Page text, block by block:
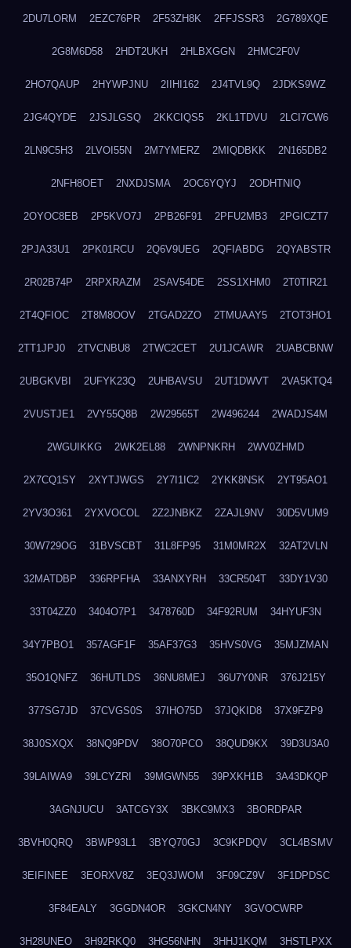
2DU7LORM 2EZC76PR 2F53ZH8K 2FFJSSR3 2G789XQE
2G8M6D58 2HDT2UKH 2HLBXGGN 2HMC2F0V
2HO7QAUP 2HYWPJNU 2IIHI162 2J4TVL9Q 2JDKS9WZ
2JG4QYDE 2JSJLGSQ 2KKCIQS5 2KL1TDVU 2LCI7CW6
2LN9C5H3 2LVOI55N 2M7YMERZ 2MIQDBKK 2N165DB2
2NFH8OET 2NXDJSMA 2OC6YQYJ 2ODHTNIQ
2OYOC8EB 2P5KVO7J 2PB26F91 2PFU2MB3 2PGICZT7
2PJA33U1 2PK01RCU 2Q6V9UEG 2QFIABDG 2QYABSTR
2R02B74P 2RPXRAZM 2SAV54DE 2SS1XHM0 2T0TIR21
2T4QFIOC 2T8M8OOV 2TGAD2ZO 2TMUAAY5 2TOT3HO1
2TT1JPJ0 2TVCNBU8 2TWC2CET 2U1JCAWR 2UABCBNW
2UBGKVBI 2UFYK23Q 2UHBAVSU 2UT1DWVT 2VA5KTQ4
2VUSTJE1 2VY55Q8B 2W29565T 2W496244 2WADJS4M
2WGUIKKG 2WK2EL88 2WNPNKRH 2WV0ZHMD
2X7CQ1SY 2XYTJWGS 2Y7I1IC2 2YKK8NSK 2YT95AO1
2YV3O361 2YXVOCOL 2Z2JNBKZ 2ZAJL9NV 30D5VUM9
30W729OG 31BVSCBT 31L8FP95 31M0MR2X 32AT2VLN
32MATDBP 336RPFHA 33ANXYRH 33CR504T 33DY1V30
33T04ZZ0 3404O7P1 3478760D 34F92RUM 34HYUF3N
34Y7PBO1 357AGF1F 35AF37G3 35HVS0VG 35MJZMAN
35O1QNFZ 36HUTLDS 36NU8MEJ 36U7Y0NR 376J215Y
377SG7JD 37CVGS0S 37IHO75D 37JQKID8 37X9FZP9
38J0SXQX 38NQ9PDV 38O70PCO 38QUD9KX 39D3U3A0
39LAIWA9 39LCYZRI 39MGWN55 39PXKH1B 3A43DKQP
3AGNJUCU 3ATCGY3X 3BKC9MX3 3BORDPAR
3BVH0QRQ 3BWP93L1 3BYQ70GJ 3C9KPDQV 3CL4BSMV
3EIFINEE 3EORXV8Z 3EQ3JWOM 3F09CZ9V 3F1DPDSC
3F84EALY 3GGDN4OR 3GKCN4NY 3GVOCWRP
3H28UNEO 3H92RKQ0 3HG56NHN 3HHJ1KQM 3HSTLPXX